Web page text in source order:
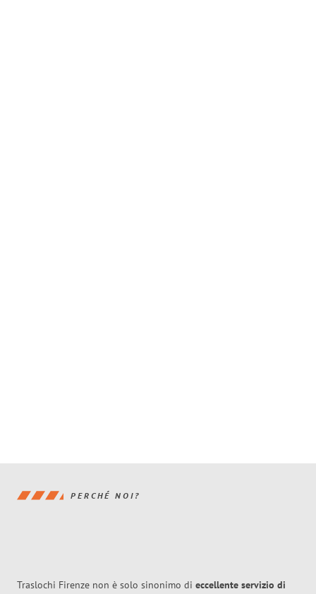
PERCHÉ NOI?
Traslochi Firenze non è solo sinonimo di eccellente servizio di